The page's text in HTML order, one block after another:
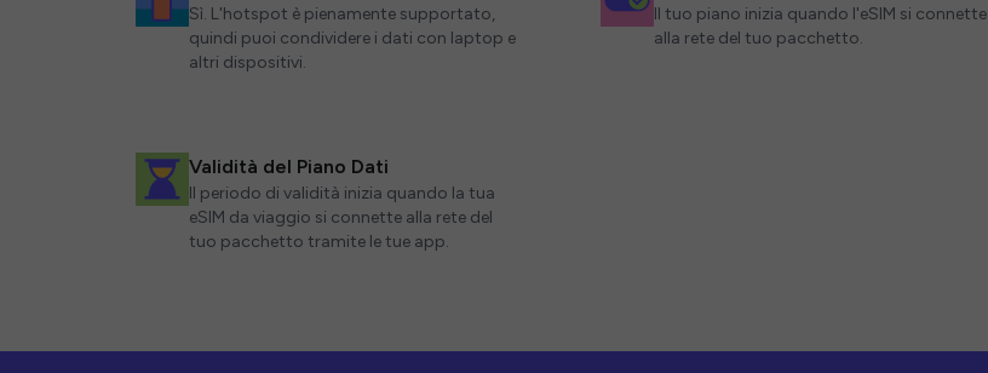
Sì. L'hotspot è pienamente supportato,
quindi puoi condividere i dati con laptop e
altri dispositivi.
Il tuo piano inizia quando l'eSIM si connette
alla rete del tuo pacchetto.
Validità del Piano Dati
Il periodo di validità inizia quando la tua
eSIM da viaggio si connette alla rete del
tuo pacchetto tramite le tue app.